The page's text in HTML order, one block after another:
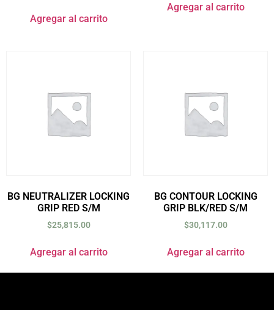
Agregar al carrito
Agregar al carrito
BG NEUTRALIZER LOCKING
GRIP RED S/M
$25,815.00
Agregar al carrito
BG CONTOUR LOCKING
GRIP BLK/RED S/M
$30,117.00
Agregar al carrito